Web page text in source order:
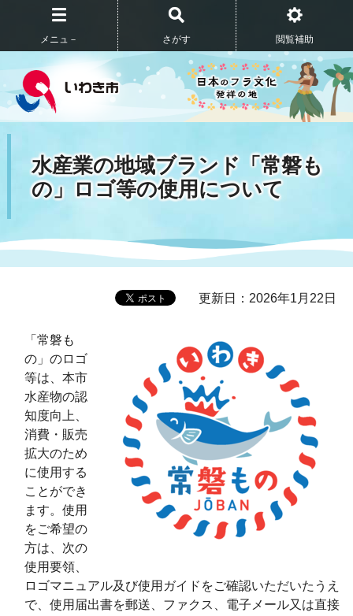
メニュ－ さがす 閲覧補助
水産業の地域ブランド「常磐も
の」ロゴ等の使用について
更新日：2026年1月22日
「常磐も
の」のロゴ
等は、本市
水産物の認
知度向上、
消費・販売
拡大のため
に使用する
ことができ
ます。使用
をご希望の
方は、次の
使用要領、
ロゴマニュアル及び使用ガイドをご確認いただいたうえ
で、使用届出書を郵送、ファクス、電子メール又は直接